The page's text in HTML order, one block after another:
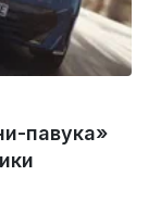
павука»